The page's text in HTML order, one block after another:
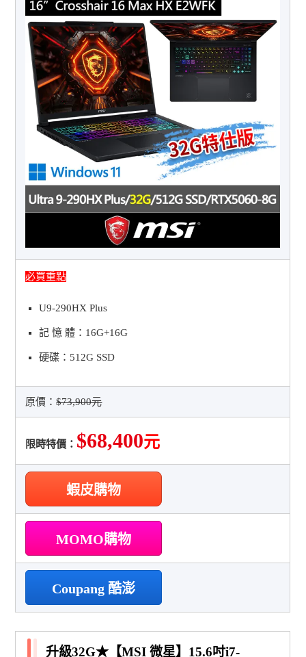
必買重點
U9-290HX Plus
記 憶 體：16G+16G
硬碟：512G SSD
原價：$73,900元
限時特價： $68,400元
蝦皮購物
MOMO購物
Coupang 酷澎
升級32G★【MSI 微星】15.6吋i7-